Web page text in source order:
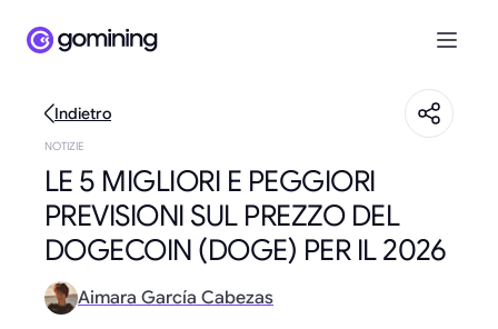
Indietro
NOTIZIE
LE 5 MIGLIORI E PEGGIORI
PREVISIONI SUL PREZZO DEL
DOGECOIN (DOGE) PER IL 2026
Aimara García Cabezas